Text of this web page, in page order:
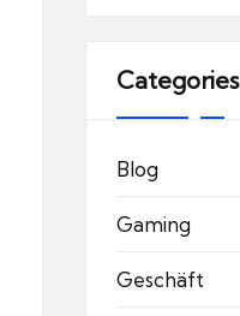
Categories
Blog
Gaming
Geschäft